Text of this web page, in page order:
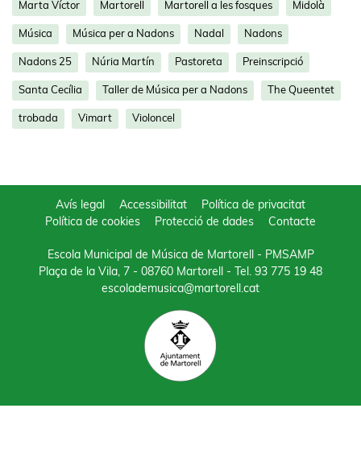
Marta Víctor Martorell Martorell a les fosques Midolà
Música Música per a Nadons Nadal Nadons
Nadons 25 Núria Martín Pastoreta Preinscripció
Santa Cecília Taller de Música per a Nadons The Queentet
trobada Vimart Violoncel
Avís legal Accessibilitat
Política de privacitat
Política de cookies
Protecció de dades Contacte
Escola Municipal de Música de Martorell - PMSAMP
Plaça de la Vila, 7 - 08760 Martorell - Tel. 93 775 19 48
escolademusica@martorell.cat